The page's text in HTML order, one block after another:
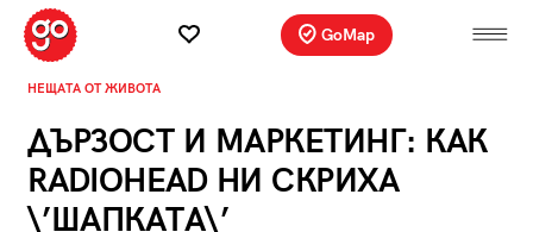
GoMap
НЕЩАТА ОТ ЖИВОТА
ДЪРЗОСТ И МАРКЕТИНГ: КАК
RADIOHEAD НИ СКРИХА
\’ШАПКАТА\’